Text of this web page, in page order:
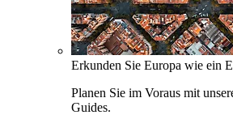
Erkunden Sie Europa wie ein
Planen Sie im Voraus mit
Guides.